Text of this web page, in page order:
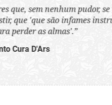
nenhum pudor, se vestem
são infames instrumentos
as almas'.”